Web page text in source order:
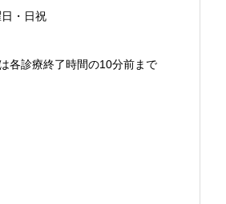
・日祝
各診療終了時間の10分前まで